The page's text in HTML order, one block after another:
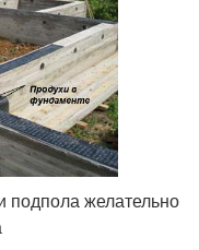
подпола желательно